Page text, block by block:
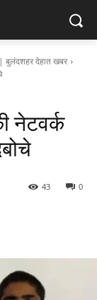
देहात खबर
नेटवर्क
0
43